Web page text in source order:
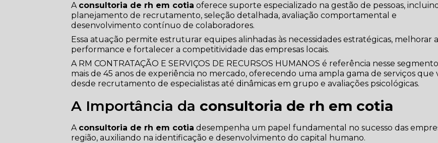
A consultoria de rh em cotia oferece suporte especializado na gestão de pessoas,
planejamento de recrutamento, seleção detalhada, avaliação comportamental e
desenvolvimento contínuo de colaboradores.
Essa atuação permite estruturar equipes alinhadas às necessidades estratégicas, melhorar a
performance e fortalecer a competitividade das empresas locais.
A RM CONTRATAÇÃO E SERVIÇOS DE RECURSOS HUMANOS é referência nesse
mais de 45 anos de experiência no mercado, oferecendo uma ampla gama de serviços que
desde recrutamento de especialistas até dinâmicas em grupo e avaliações psicológicas.
A Importância da consultoria de rh em cotia
A consultoria de rh em cotia desempenha um papel fundamental no sucesso das
região, auxiliando na identificação e desenvolvimento do capital humano.